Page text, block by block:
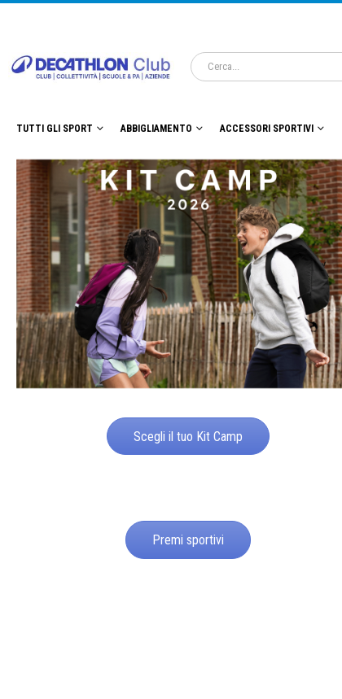
TUTTI GLI SPORT ABBIGLIAMENTO ACCESSORI SPORTIVI
Scegli il tuo Kit Camp
Premi sportivi